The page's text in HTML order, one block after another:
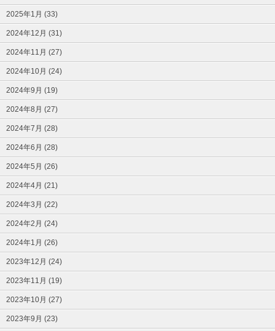
2025年1月 (33)
2024年12月 (31)
2024年11月 (27)
2024年10月 (24)
2024年9月 (19)
2024年8月 (27)
2024年7月 (28)
2024年6月 (28)
2024年5月 (26)
2024年4月 (21)
2024年3月 (22)
2024年2月 (24)
2024年1月 (26)
2023年12月 (24)
2023年11月 (19)
2023年10月 (27)
2023年9月 (23)